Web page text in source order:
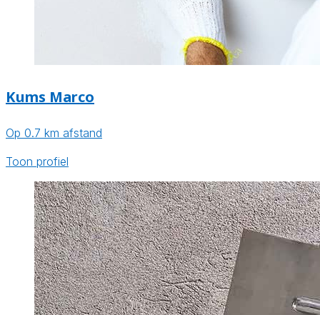
Kums Marco
Op 0.7 km afstand
Toon profiel